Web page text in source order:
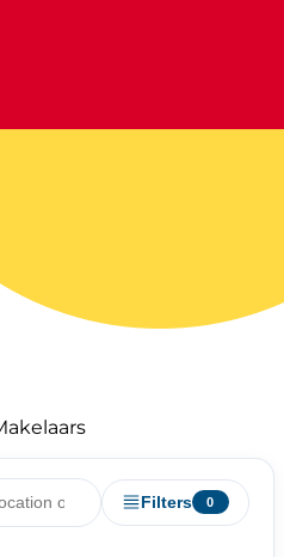
Filters 0